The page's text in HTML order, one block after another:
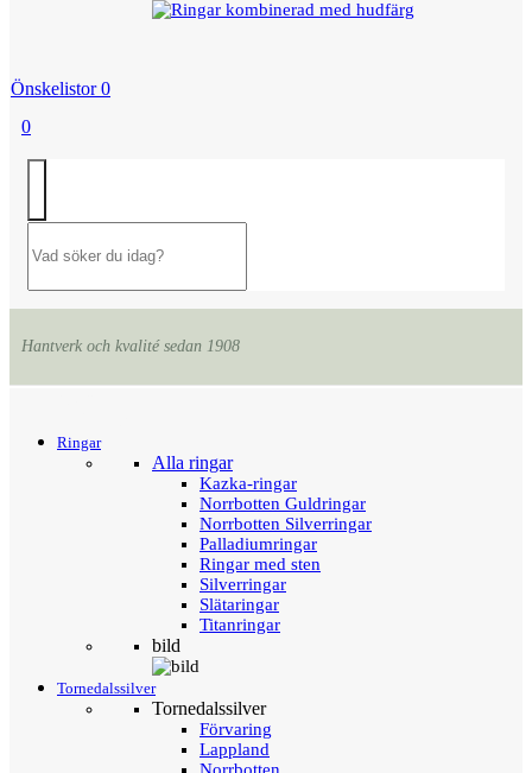
Önskelistor 0
0
Hantverk och kvalité sedan 1908
Ringar
Alla ringar
Kazka-ringar
Norrbotten Guldringar
Norrbotten Silverringar
Palladiumringar
Ringar med sten
Silverringar
Slätaringar
Titanringar
bild
Tornedalssilver
Tornedalssilver
Förvaring
Lappland